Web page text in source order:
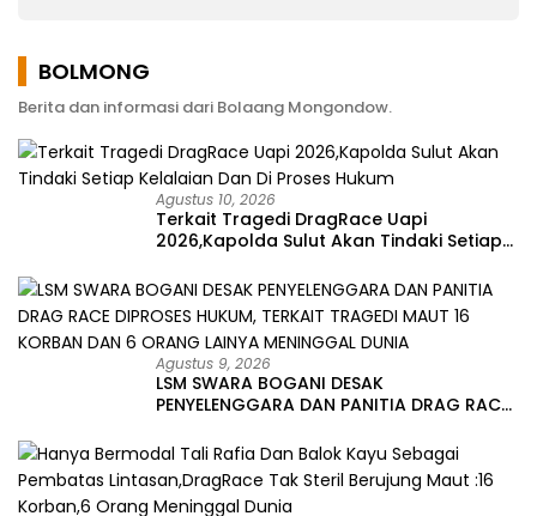
BOLMONG
Berita dan informasi dari Bolaang Mongondow.
Agustus 10, 2026
Terkait Tragedi DragRace Uapi
2026,Kapolda Sulut Akan Tindaki Setiap
Agustus 9, 2026
LSM SWARA BOGANI DESAK
PENYELENGGARA DAN PANITIA DRAG RACE
16 KORBAN DAN 6 ORANG LAINYA
MENINGGAL DUNIA